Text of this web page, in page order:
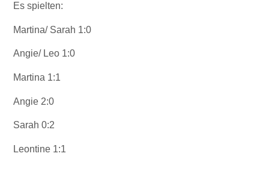
Es spielten:
Martina/ Sarah 1:0
Angie/ Leo 1:0
Martina 1:1
Angie 2:0
Sarah 0:2
Leontine 1:1